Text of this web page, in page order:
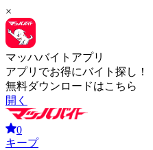
×
マッハバイトアプリ
アプリでお得にバイト探し！
無料ダウンロードはこちら
開く
0
キープ